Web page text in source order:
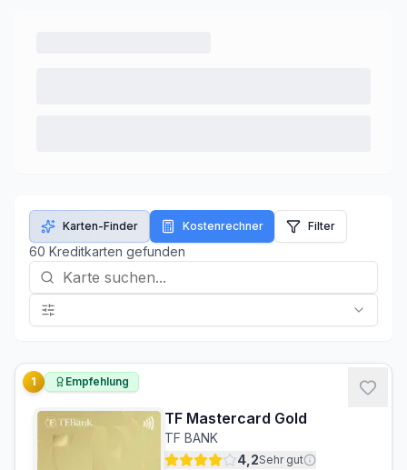
Karten-Finder Kostenrechner Filter
60 Kreditkarten gefunden
TF Mastercard Gold
TF BANK
4,2Sehr gut
1 Empfehlung